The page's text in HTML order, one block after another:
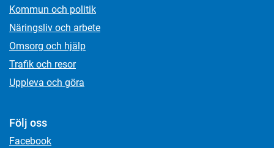
Kommun och politik
Näringsliv och arbete
Omsorg och hjälp
Trafik och resor
Uppleva och göra
Följ oss
Facebook